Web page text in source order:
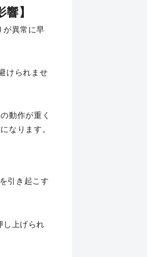
】
が異常に早
けられませ
動作が重く
なります。
引き起こす
し上げられ